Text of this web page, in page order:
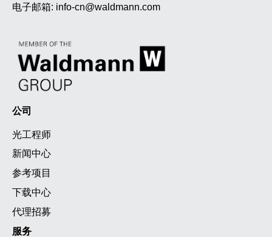
电子邮箱: info-cn@waldmann.com
公司
光工程师
新闻中心
参考项目
下载中心
代理招募
服务